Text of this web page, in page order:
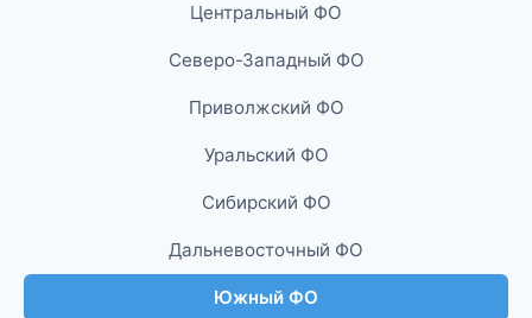
Центральный ФО
Северо-Западный ФО
Приволжский ФО
Уральский ФО
Сибирский ФО
Дальневосточный ФО
Южный ФО